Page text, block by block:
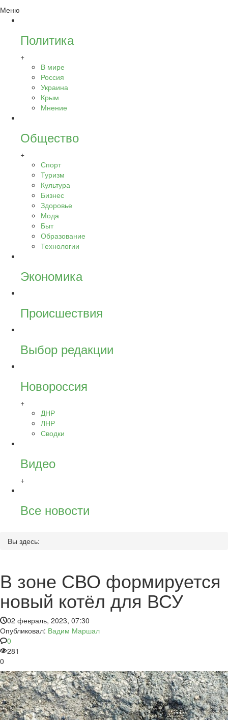
Меню
Политика
+
В мире
Россия
Украина
Крым
Мнение
Общество
+
Спорт
Туризм
Культура
Бизнес
Здоровье
Мода
Быт
Образование
Технологии
Экономика
Происшествия
Выбор редакции
Новороссия
+
ДНР
ЛНР
Сводки
Видео
+
Все новости
Вы здесь:
В зоне СВО формируется
новый котёл для ВСУ
02 февраль, 2023, 07:30
Опубликовал: Вадим Маршал
0
281
0